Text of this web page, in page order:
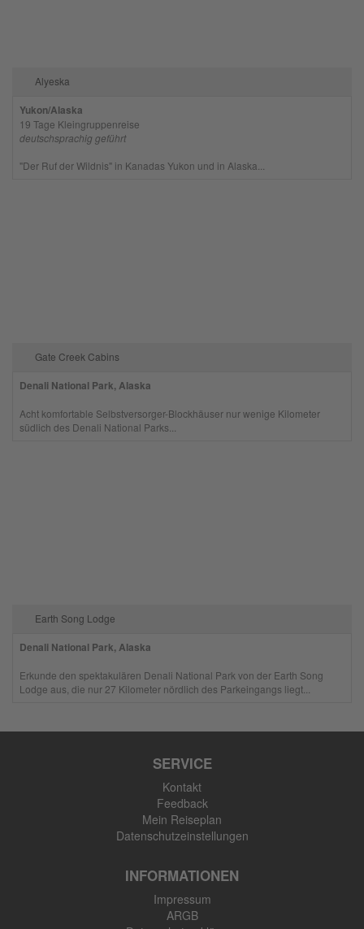
Alyeska
Yukon/Alaska
19 Tage Kleingruppenreise
deutschsprachig geführt
"Der Ruf der Wildnis" in Kanadas Yukon und in Alaska...
Gate Creek Cabins
Denali National Park, Alaska
Acht komfortable Selbstversorger-Blockhäuser nur wenige Kilometer
südlich des Denali National Parks...
Earth Song Lodge
Denali National Park, Alaska
Erkunde den spektakulären Denali National Park von der Earth Song
Lodge aus, die nur 27 Kilometer nördlich des Parkeingangs liegt...
SERVICE
Kontakt
Feedback
Mein Reiseplan
Datenschutzeinstellungen
INFORMATIONEN
Impressum
ARGB